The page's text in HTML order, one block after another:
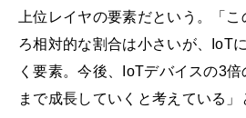
上位レイヤの要素だという。「
ろ相対的な割合は小さいが、IoT
く要素。今後、IoTデバイスの3
まで成長していくと考えている」